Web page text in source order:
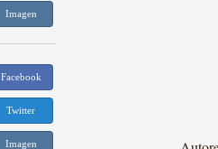
Imagen
Facebook
Twitter
Imagen